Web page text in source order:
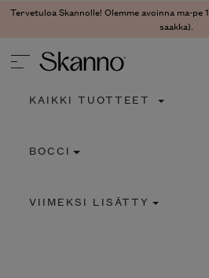
Tervetuloa Skannolle! Olemme avoinna ma-pe
saakka).
Type 2 or more characters for results.
KAIKKI TUOTTEET
BOCCI
VIIMEKSI LISÄTTY